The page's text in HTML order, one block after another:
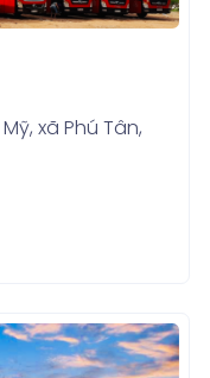
xã Phú Tân,